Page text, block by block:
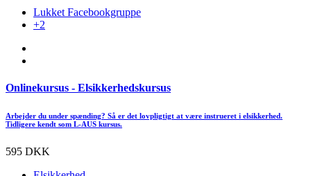
Lukket Facebookgruppe
+2
Onlinekursus - Elsikkerhedskursus
Arbejder du under spænding? Så er det lovpligtigt at være instrueret i elsikkerhed.
Tidligere kendt som L-AUS kursus.
595 DKK